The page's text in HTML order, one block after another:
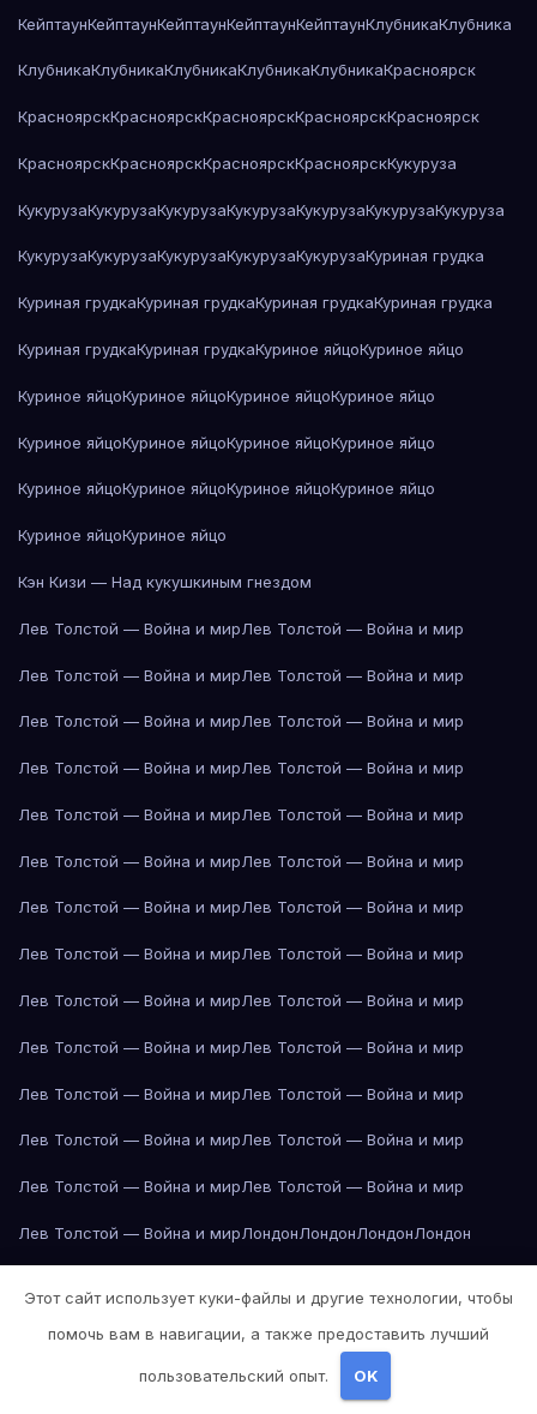
КейптаунКейптаунКейптаунКейптаунКейптаунКлубникаКлубника
КлубникаКлубникаКлубникаКлубникаКлубникаКрасноярск
КрасноярскКрасноярскКрасноярскКрасноярскКрасноярск
КрасноярскКрасноярскКрасноярскКрасноярскКукуруза
КукурузаКукурузаКукурузаКукурузаКукурузаКукурузаКукуруза
КукурузаКукурузаКукурузаКукурузаКукурузаКуриная грудка
Куриная грудкаКуриная грудкаКуриная грудкаКуриная грудка
Куриная грудкаКуриная грудкаКуриное яйцоКуриное яйцо
Куриное яйцоКуриное яйцоКуриное яйцоКуриное яйцо
Куриное яйцоКуриное яйцоКуриное яйцоКуриное яйцо
Куриное яйцоКуриное яйцоКуриное яйцоКуриное яйцо
Куриное яйцоКуриное яйцо
Кэн Кизи — Над кукушкиным гнездом
Лев Толстой — Война и мирЛев Толстой — Война и мир
Лев Толстой — Война и мирЛев Толстой — Война и мир
Лев Толстой — Война и мирЛев Толстой — Война и мир
Лев Толстой — Война и мирЛев Толстой — Война и мир
Лев Толстой — Война и мирЛев Толстой — Война и мир
Лев Толстой — Война и мирЛев Толстой — Война и мир
Лев Толстой — Война и мирЛев Толстой — Война и мир
Лев Толстой — Война и мирЛев Толстой — Война и мир
Лев Толстой — Война и мирЛев Толстой — Война и мир
Лев Толстой — Война и мирЛев Толстой — Война и мир
Лев Толстой — Война и мирЛев Толстой — Война и мир
Лев Толстой — Война и мирЛев Толстой — Война и мир
Лев Толстой — Война и мирЛев Толстой — Война и мир
Лев Толстой — Война и мирЛондонЛондонЛондонЛондон
Лос-Анджелес
Лос-АнджелесЛос-АнджелесЛос-Анджелес
Этот сайт использует куки-файлы и другие технологии, чтобы
помочь вам в навигации, а также предоставить лучший
пользовательский опыт. OK